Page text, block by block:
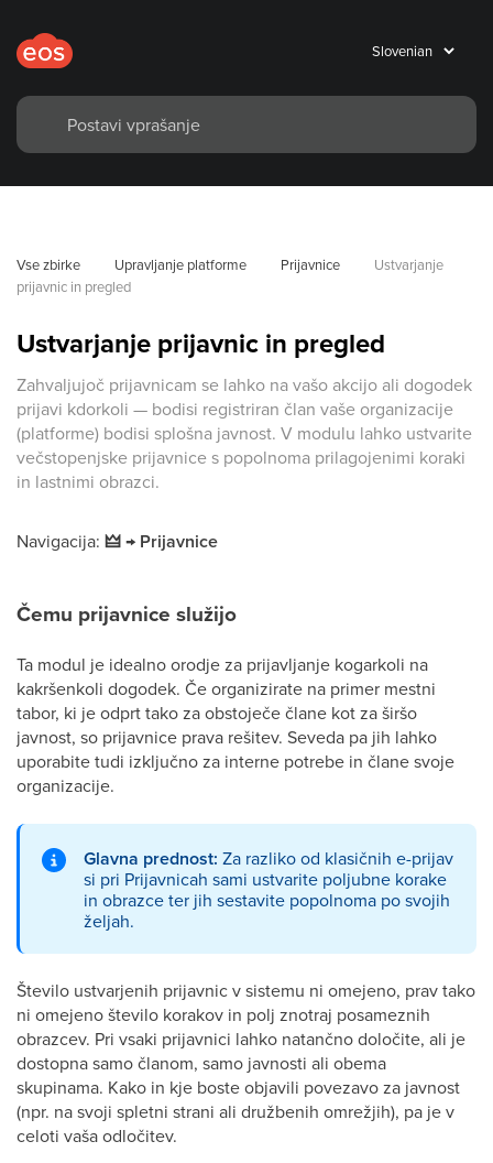
Vse zbirke Upravljanje platforme Prijavnice
Ustvarjanje
prijavnic in pregled
Ustvarjanje prijavnic in pregled
Zahvaljujoč prijavnicam se lahko na vašo akcijo ali dogodek
prijavi kdorkoli — bodisi registriran član vaše organizacije
(platforme) bodisi splošna javnost. V modulu lahko ustvarite
večstopenjske prijavnice s popolnoma prilagojenimi koraki
in lastnimi obrazci.
Navigacija: 🜲 → Prijavnice
Čemu prijavnice služijo
Ta modul je idealno orodje za prijavljanje kogarkoli na
kakršenkoli dogodek. Če organizirate na primer mestni
tabor, ki je odprt tako za obstoječe člane kot za širšo
javnost, so prijavnice prava rešitev. Seveda pa jih lahko
uporabite tudi izključno za interne potrebe in člane svoje
organizacije.
Glavna prednost: Za razliko od klasičnih e-prijav
si pri Prijavnicah sami ustvarite poljubne korake
in obrazce ter jih sestavite popolnoma po svojih
željah.
Število ustvarjenih prijavnic v sistemu ni omejeno, prav tako
ni omejeno število korakov in polj znotraj posameznih
obrazcev. Pri vsaki prijavnici lahko natančno določite, ali je
dostopna samo članom, samo javnosti ali obema
skupinama. Kako in kje boste objavili povezavo za javnost
(npr. na svoji spletni strani ali družbenih omrežjih), pa je v
celoti vaša odločitev.